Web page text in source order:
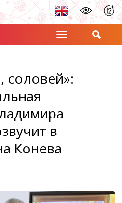
соловей»:
в
Конева